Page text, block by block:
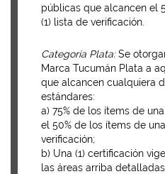
públicas que alcancen el
(1) lista de verificación.
Categoría Plata:Se
Marca Tucumán Plata a
que alcancen cualquiera
estándares:
a) 75% de los ítems de
el 50% de los ítems de
verificación;
b) Una (1) certificación
las áreas arriba detalladas.